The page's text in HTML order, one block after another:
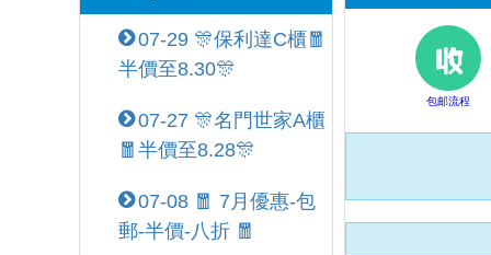
07-29 🎊保利達C櫃🧧
半價至8.30🎊
07-27 🎊名門世家A櫃
🧧半價至8.28🎊
07-08 🧧 7月優惠-包
郵-半價-八折 🧧
包邮流程